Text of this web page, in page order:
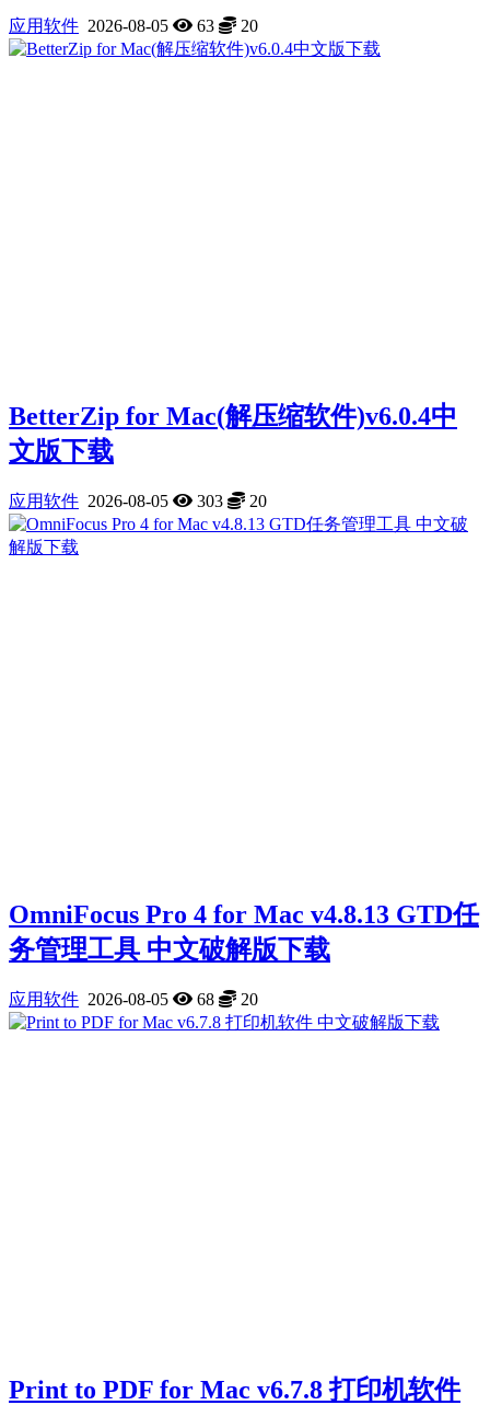
应用软件 2026-08-05 63 20
BetterZip for Mac(解压缩软件)v6.0.4中
文版下载
应用软件 2026-08-05 303 20
OmniFocus Pro 4 for Mac v4.8.13 GTD任
务管理工具 中文破解版下载
应用软件 2026-08-05 68 20
Print to PDF for Mac v6.7.8 打印机软件